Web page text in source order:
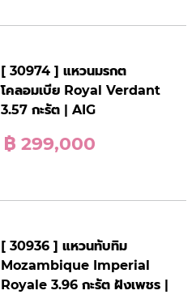
[ 30974 ] แหวนมรกต
โคลอมเบีย Royal Verdant
3.57 กะรัต | AIG
฿ 299,000
[ 30936 ] แหวนทับทิม
Mozambique Imperial
Royale 3.96 กะรัต ฝังเพชร |